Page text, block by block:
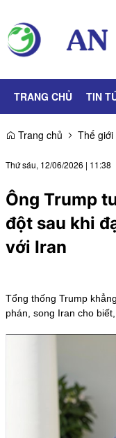
TRANG CHỦ TIN
Trang chủ
Thế giới
Thứ sáu, 12/06/2026 | 11:38
Ông Trump
đột sau khi
với Iran
Tổng thống Trump
phán, song Iran cho